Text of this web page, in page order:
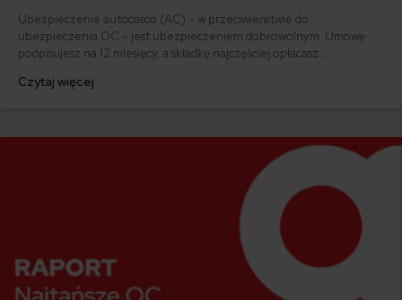
Ubezpieczenie autocasco (AC) – w przeciwieństwie do
ubezpieczenia OC – jest ubezpieczeniem dobrowolnym. Umowę
podpisujesz na 12 miesięcy, a składkę najczęściej opłacasz
ofertę lub zdecydowałeś się sprzedać samochód w trakcie trwania
Czytaj więcej